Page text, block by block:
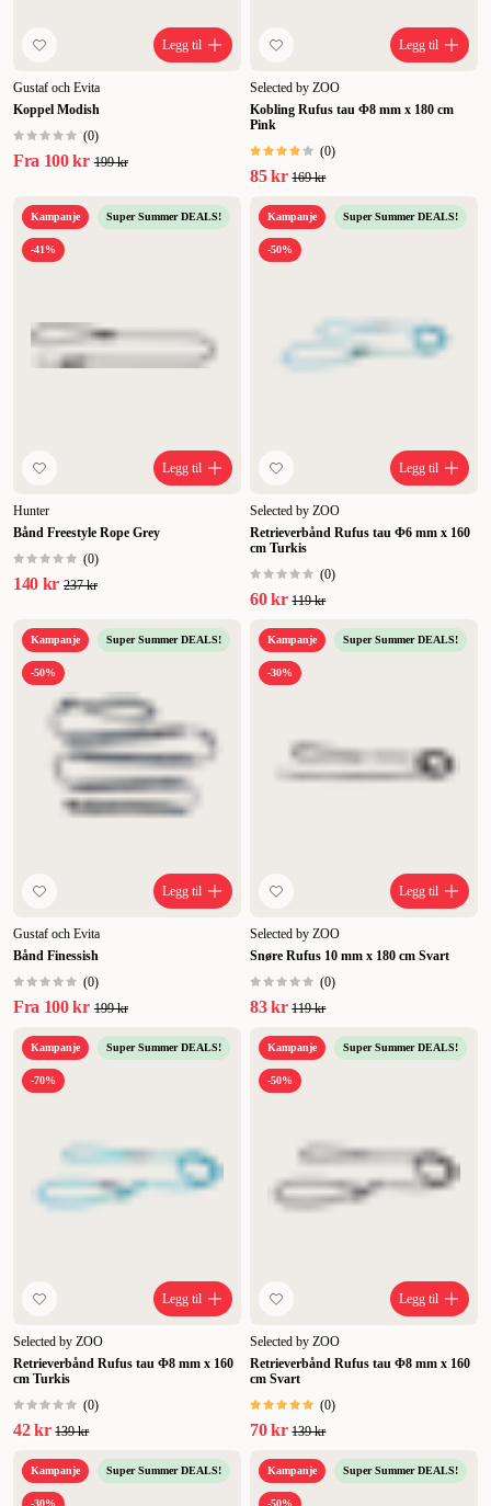
Legg til
Gustaf och Evita
Koppel Modish
(0)
Fra 100 kr 199 kr
Legg til
Selected by ZOO
Kobling Rufus tau Φ8 mm x 180 cm
Pink
(0)
85 kr 169 kr
Kampanje Super Summer DEALS!
-41%
Legg til
Hunter
Bånd Freestyle Rope Grey
(0)
140 kr 237 kr
Kampanje Super Summer DEALS!
-50%
Legg til
Selected by ZOO
Retrieverbånd Rufus tau Φ6 mm x 160
cm Turkis
(0)
60 kr 119 kr
Kampanje Super Summer DEALS!
-50%
Legg til
Gustaf och Evita
Bånd Finessish
(0)
Fra 100 kr 199 kr
Kampanje Super Summer DEALS!
-30%
Legg til
Selected by ZOO
Snøre Rufus 10 mm x 180 cm Svart
(0)
83 kr 119 kr
Kampanje Super Summer DEALS!
-70%
Legg til
Selected by ZOO
Retrieverbånd Rufus tau Φ8 mm x 160
cm Turkis
(0)
42 kr 139 kr
Kampanje Super Summer DEALS!
-50%
Legg til
Selected by ZOO
Retrieverbånd Rufus tau Φ8 mm x 160
cm Svart
(0)
70 kr 139 kr
Kampanje Super Summer DEALS! Kampanje Super Summer DEALS!